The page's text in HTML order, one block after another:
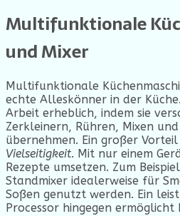
Multifunktionale
und Mixer
Multifunktionale
echte Alleskönner in der
Arbeit erheblich, indem sie
Zerkleinern, Rühren, Mixen
übernehmen. Ein großer
Vielseitigkeit. Mit nur einem
Rezepte umsetzen. Zum
Standmixer idealerweise für
Soßen genutzt werden. Ein
Processor hingegen ermöglicht